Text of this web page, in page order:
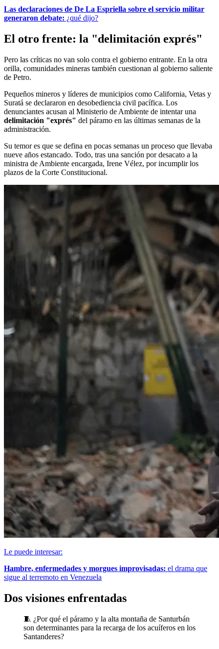
Las declaraciones de De La Espriella sobre el servicio militar
generaron debate: ¿qué dijo?
El otro frente: la "delimitación exprés"
Pero las críticas no van solo contra el gobierno entrante. En la otra
orilla, comunidades mineras también cuestionan al gobierno saliente
de Petro.
Pequeños mineros y líderes de municipios como California, Vetas y
Suratá se declararon en desobediencia civil pacífica. Los
denunciantes acusan al Ministerio de Ambiente de intentar una
delimitación "exprés" del páramo en las últimas semanas de la
administración.
Su temor es que se defina en pocas semanas un proceso que llevaba
nueve años estancado. Todo, tras una sanción por desacato a la
ministra de Ambiente encargada, Irene Vélez, por incumplir los
plazos de la Corte Constitucional.
Le puede interesar:
Hambre, enfermedades y morgues improvisadas: el drama que
sigue al terremoto en Venezuela
Dos visiones enfrentadas
🧵 ¿Por qué el páramo y la alta montaña de Santurbán
son determinantes para la recarga de los acuíferos en los
Santanderes?